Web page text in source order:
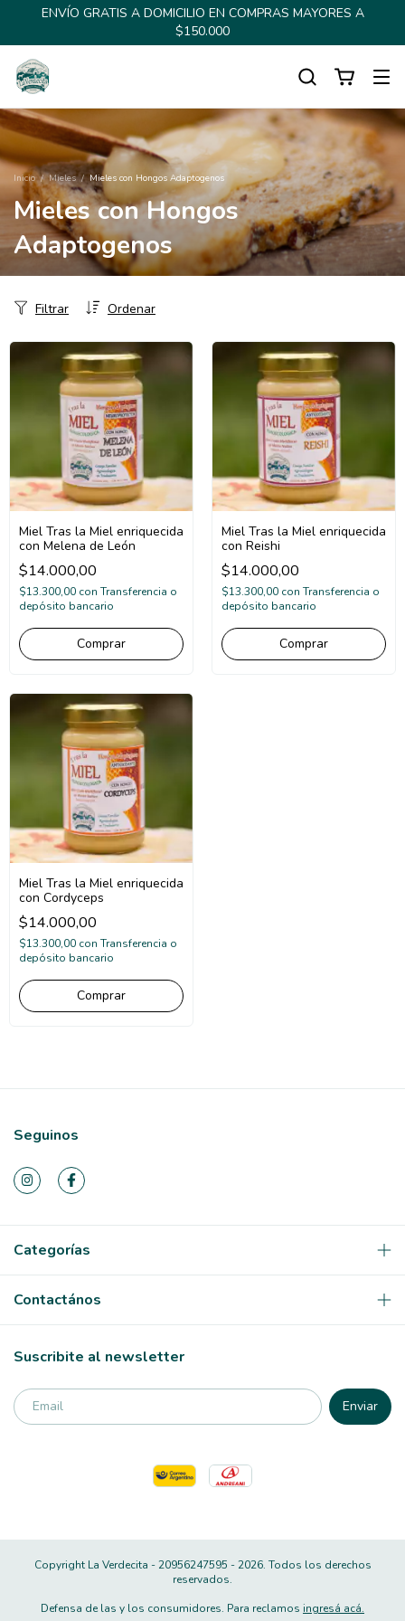
ENVÍO GRATIS A DOMICILIO EN COMPRAS MAYORES A
$150.000
Inicio / Mieles / Mieles con Hongos Adaptogenos
Mieles con Hongos
Adaptogenos
Ordenar
Filtrar
Miel Tras la Miel enriquecida
con Melena de León
$14.000,00
$13.300,00 con Transferencia o
depósito bancario
Miel Tras la Miel enriquecida
con Reishi
$14.000,00
$13.300,00 con Transferencia o
depósito bancario
Miel Tras la Miel enriquecida
con Cordyceps
$14.000,00
$13.300,00 con Transferencia o
depósito bancario
Seguinos
Categorías
Contactános
Suscribite al newsletter
Copyright La Verdecita - 20956247595 - 2026. Todos los derechos
reservados.
Defensa de las y los consumidores. Para reclamos ingresá acá.